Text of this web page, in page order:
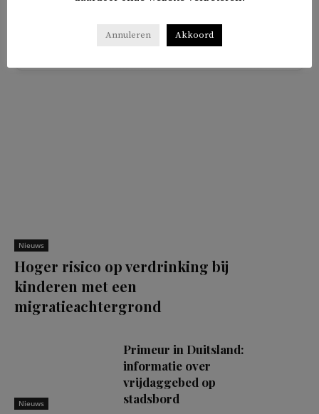
in
Nieuws
Hoger risico op verdrinking bij
kinderen met een
migratieachtergrond
Nieuws
Primeur in Duitsland:
informatie over
vrijdaggebed op
stadsbord
Annuleren Akkoord